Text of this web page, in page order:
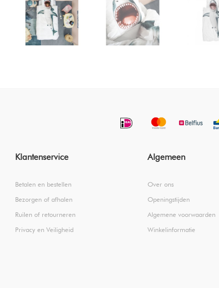
Klantenservice
Betalen en bestellen
Bezorgen of afhalen
Ruilen of retourneren
Privacy en Veiligheid
Algemeen
Over ons
Openingstijden
Algemene voorwaarden
Winkelinformatie